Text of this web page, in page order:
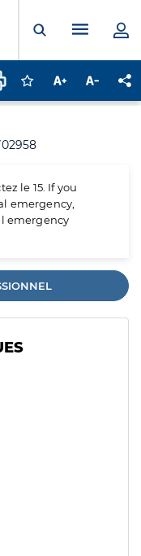
Ouvrir laMenu
Connectez-vous
Augmenter la
le 15. If you
emergency,
emergency